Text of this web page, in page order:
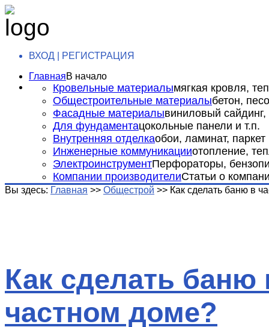
ВХОД | РЕГИСТРАЦИЯ
ГлавнаяВ начало
Кровельные материалымягкая кровля,
Общестроительные материалыбетон,
Фасадные материалывиниловый сайдинг,
Для фундаментацокольные панели и т.п.
Внутренняя отделкаобои, ламинат, паркет
Инженерные коммуникацииотопление,
ЭлектроинструментПерфораторы,
Компании производителиСтатьи о
Вы здесь: Главная >> Общестрой >> Как сделать баню в
Как сделать баню
частном доме?